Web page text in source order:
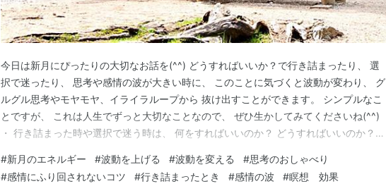
今日は新月にぴったりの大切なお話を(^^) どうすればいいか？で行き詰まったり、 選
択で迷ったり、 思考や感情の波が大きい時に、 このことに気づくと波動が変わり、 グ
ルグル思考やモヤモヤ、イライラループから 抜け出すことができます。 シンプルなこ
とですが、 これは人生でずっと大切なことなので、 ぜひ生かしてみてくださいね(^^)
・ 行き詰まった時や選択で迷う時は、 何をすればいいのか？ どうすればいいのか？の
行動はいらないのか？というと、 そうではありません。 そんな時に気づくといいの
は、 頑張るのか、 頑張ら…
#新月のエネルギー #波動を上げる #波動を変える #思考のおしゃべり
#感情にふり回されないコツ #行き詰まったとき #感情の波 #瞑想 効果